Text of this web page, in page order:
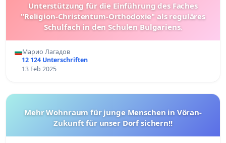
Unterstützung für die Einführung des Faches
"Religion-Christentum-Orthodoxie" als reguläres
Schulfach in den Schulen Bulgariens.
Марио Лагадов
12 124 Unterschriften
13 Feb 2025
Mehr Wohnraum für junge Menschen in Vöran-
Zukunft für unser Dorf sichern!!